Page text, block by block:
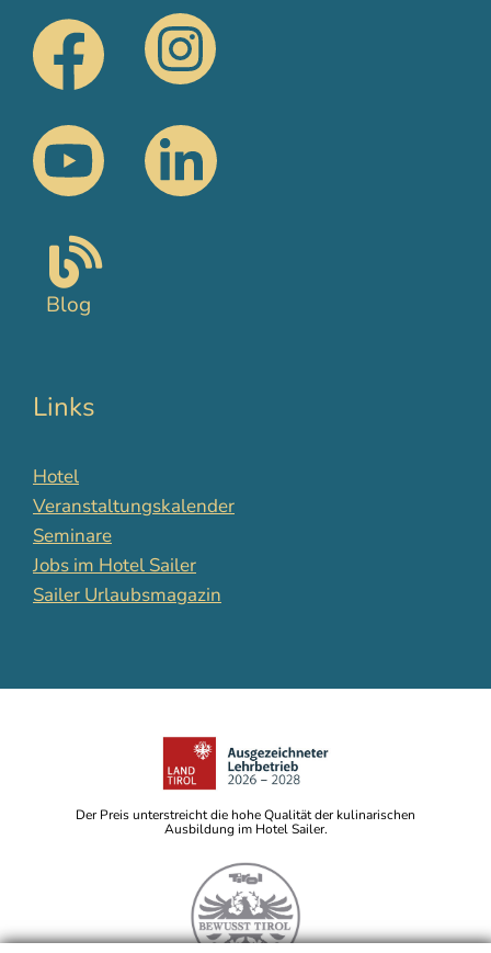
Blog
Links
Hotel
Veranstaltungskalender
Seminare
Jobs im Hotel Sailer
Sailer Urlaubsmagazin
Der Preis unterstreicht die hohe Qualität der kulinarischen
Ausbildung im Hotel Sailer.